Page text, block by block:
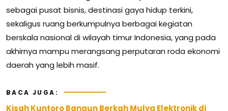
sebagai pusat bisnis, destinasi gaya hidup terkini,
sekaligus ruang berkumpulnya berbagai kegiatan
berskala nasional di wilayah timur Indonesia, yang pada
akhirnya mampu merangsang perputaran roda ekonomi
daerah yang lebih masif.
BACA JUGA:
Kisah Kuntoro Bangun Berkah Mulya Elektronik di